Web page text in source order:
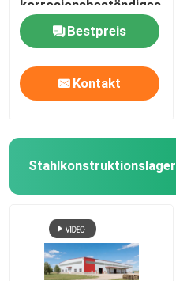
korrosionsbeständiges
industrielles
Hühnerfarmgebäude
für 200000 Broiler
Bestpreis
Kontakt
Stahlkonstruktionslager